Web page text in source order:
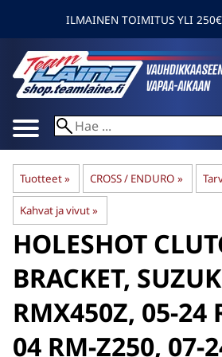
ILMAINEN TOIMITUS YLI 250€
Tuotteet‪» CROSS / ENDURO ‪»
Kahvat ja vivut‪»
HOLESHOT
BRACKET,
RMX450Z, 05-24
04 RM-Z250, 07-